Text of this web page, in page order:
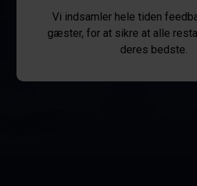
Vi indsamler hele tiden
gæster, for at sikre at alle
deres bedste.